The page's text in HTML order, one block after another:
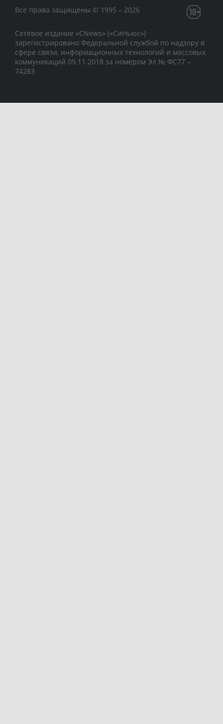
Все права защищены © 1995 – 2026
Сетевое издание «CNews» («СиНьюс»)
зарегистрировано Федеральной службой по надзору в
сфере связи, информационных технологий и массовых
коммуникаций 09.11.2018 за номером Эл № ФС77 –
74283